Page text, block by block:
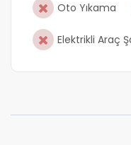
Oto Yıkama
Elektrikli Araç